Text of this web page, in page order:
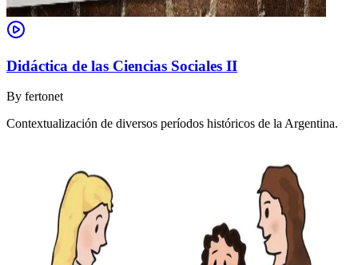
Didáctica de las Ciencias Sociales II
By fertonet
Contextualización de diversos períodos históricos de la Argentina.